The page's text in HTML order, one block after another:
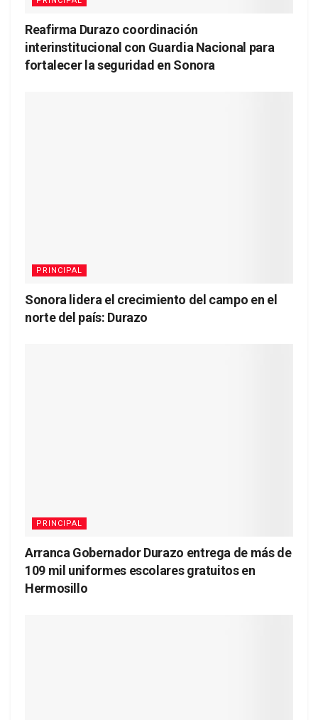
Reafirma Durazo coordinación
interinstitucional con Guardia Nacional para
fortalecer la seguridad en Sonora
PRINCIPAL
Sonora lidera el crecimiento del campo en el
norte del país: Durazo
PRINCIPAL
Arranca Gobernador Durazo entrega de más de
109 mil uniformes escolares gratuitos en
Hermosillo